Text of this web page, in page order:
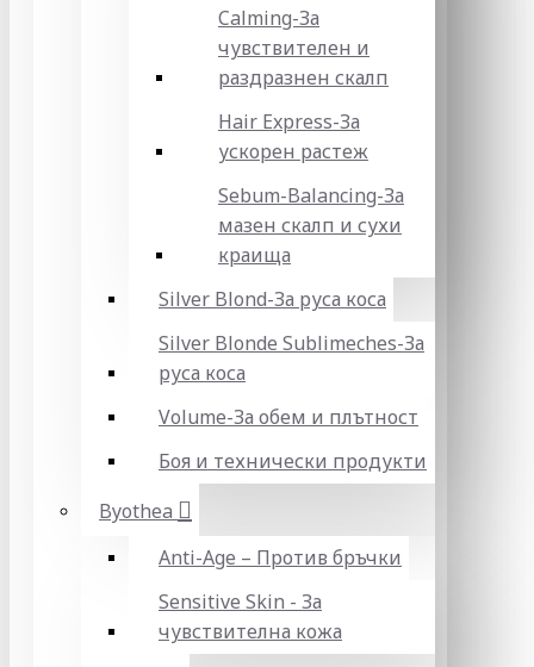
Calming-За
чувствителен и
раздразнен скалп
Hair Express-За
ускорен растеж
Sebum-Balancing-За
мазен скалп и сухи
краища
Silver Blond-За руса коса
Silver Blonde Sublіmeches-За
руса коса
Volume-За обем и плътност
Боя и технически продукти
Byothea
Anti-Age – Против бръчки
Sensitive Skin - За
чувствителна кожа